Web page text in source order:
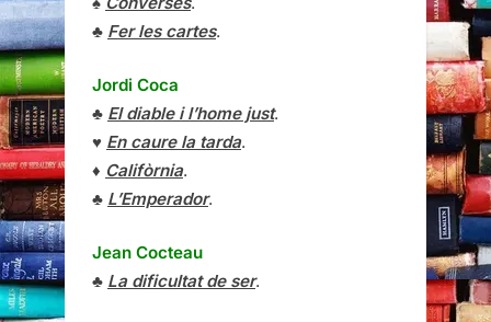
♣ Fer les cartes.
Jordi Coca
♣ El diable i l’home just.
♥ En caure la tarda.
♦ Califòrnia.
♣ L’Emperador.
Jean Cocteau
♣ La dificultat de ser.